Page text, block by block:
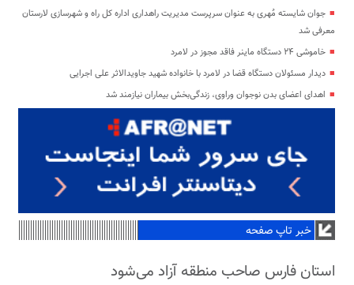
جوان شایسته مُهری به عنوان سرپرست مدیریت راهداری اداره کل راه و شهرسازی لارستان
معرفی شد
خاموشی ۲۴ دستگاه ماینر فاقد مجوز در لامرد
دیدار مسئولان دستگاه قضا در لامرد با خانواده شهید جاویدالاثر علی اجرایی
اهدای اعضای بدن نوجوان وراوی، زندگی‌بخش بیماران نیازمند شد
خبر تاپ صفحه
استان فارس صاحب منطقه آزاد می‌شود